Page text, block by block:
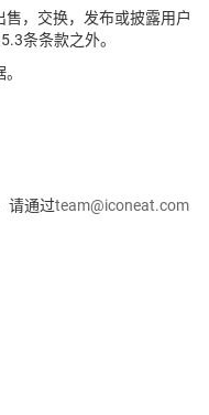
，交换，发布或披露用户
条条款之外。
请通过team@iconeat.com